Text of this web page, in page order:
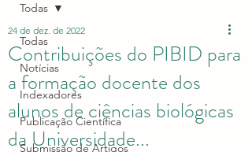
Todas
Notícias
Indexadores
Publicação Científica
Submissão de Artigos
Todas
Contribuições do PIBID para
a formação docente dos
alunos de ciências biológicas
da Universidade...
24 de dez. de 2022